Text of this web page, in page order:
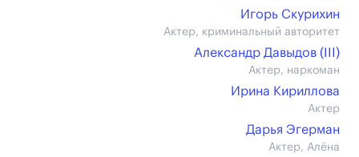
Игорь Скурихин
Актер, криминальный авторитет
Александр Давыдов (III)
Актер, наркоман
Ирина Кириллова
Актер
Дарья Эгерман
Актер, Алёна